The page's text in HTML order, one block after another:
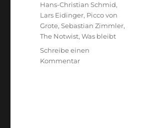
Hans-Christian Schmid,
Lars Eidinger, Picco von
Grote,Sebastian Zimmler,
The Notwist,Was bleibt
Schreibe einen
Kommentarzu